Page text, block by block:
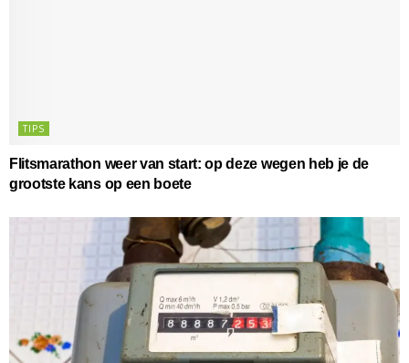
TIPS
Flitsmarathon weer van start: op deze wegen heb je de
grootste kans op een boete